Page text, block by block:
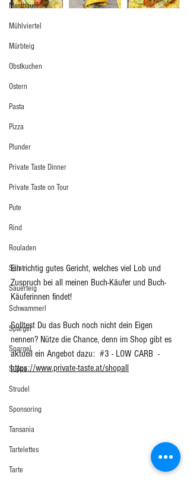
Mostbauer
Mühlviertel
Mürbteig
Obstkuchen
Ostern
Pasta
Pizza
Plunder
Private Taste Dinner
Private Taste on Tour
Pute
Rind
Rouladen
Salat
Sauerteig
Schwammerl
Spargel
Spargel
Suppe
Strudel
Sponsoring
Tansania
Tartelettes
Tarte
Ein richtig gutes Gericht, welches viel Lob und
Zuspruch bei all meinen Buch-Käufer und Buch-
Käuferinnen findet!
Solltest Du das Buch noch nicht dein Eigen
nennen? Nütze die Chance, denn im Shop gibt es
aktuell ein Angebot dazu: #3 - LOW CARB  -
https://www.private-taste.at/shopall